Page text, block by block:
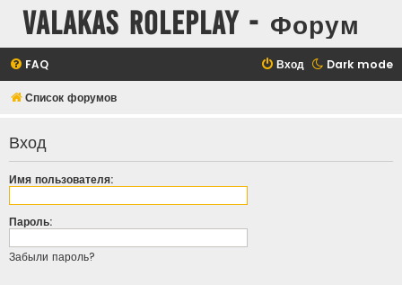
Valakas Roleplay - Форум
Dark mode
FAQ Вход
Список форумов
Вход
Имя пользователя:
Пароль:
Забыли пароль?